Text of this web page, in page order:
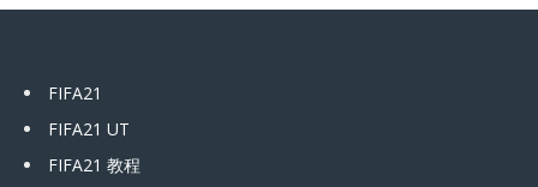
FIFA21
FIFA21 UT
FIFA21 教程